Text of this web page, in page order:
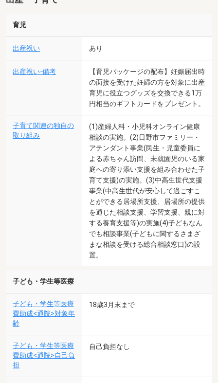
育児
出産祝い あり
出産祝い-備考
【育児パッケージの配布】妊娠届出時
の面接を受けた妊婦の方を対象に出産
育児に役立つグッズを交換できる1万
円相当のギフトカードをプレゼント。
子育て関連の独自の
取り組み
(1)産婦人科・小児科オンライン健康
相談の実施。(2)日野市ファミリー・
アテンダント事業(民生・児童委員に
よる赤ちゃん訪問、未就園児のいる家
庭への寄り添い支援を組み合わせた子
育て支援)の実施。(3)中高生世代支援
事業(中高生世代が安心して過ごすこ
とができる居場所支援、居場所の提供
を通じた相談支援、学習支援、親に対
する養育支援等)の実施(4)子どもなん
でも相談事業(子どもに関するさまざ
まな相談を受ける総合相談窓口)の設
置。
子ども・学生等医療
子ども・学生等医療
費助成<通院>対象年
齢
18歳3月末まで
子ども・学生等医療
費助成<通院>自己負
担
自己負担なし